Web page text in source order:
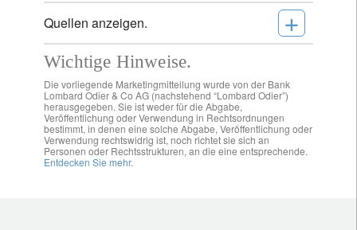
Quellen anzeigen. +
Wichtige Hinweise.
Die vorliegende Marketingmitteilung wurde von der Bank
Lombard Odier & Co AG (nachstehend “Lombard Odier”)
herausgegeben. Sie ist weder für die Abgabe,
Veröffentlichung oder Verwendung in Rechtsordnungen
bestimmt, in denen eine solche Abgabe, Veröffentlichung oder
Verwendung rechtswidrig ist, noch richtet sie sich an
Personen oder Rechtsstrukturen, an die eine entsprechende.
Entdecken Sie mehr.